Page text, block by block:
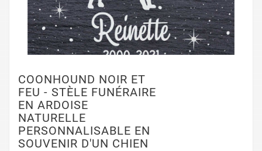
COONHOUND NOIR ET
FEU - STÈLE FUNÉRAIRE
EN ARDOISE
NATURELLE
PERSONNALISABLE EN
SOUVENIR D'UN CHIEN